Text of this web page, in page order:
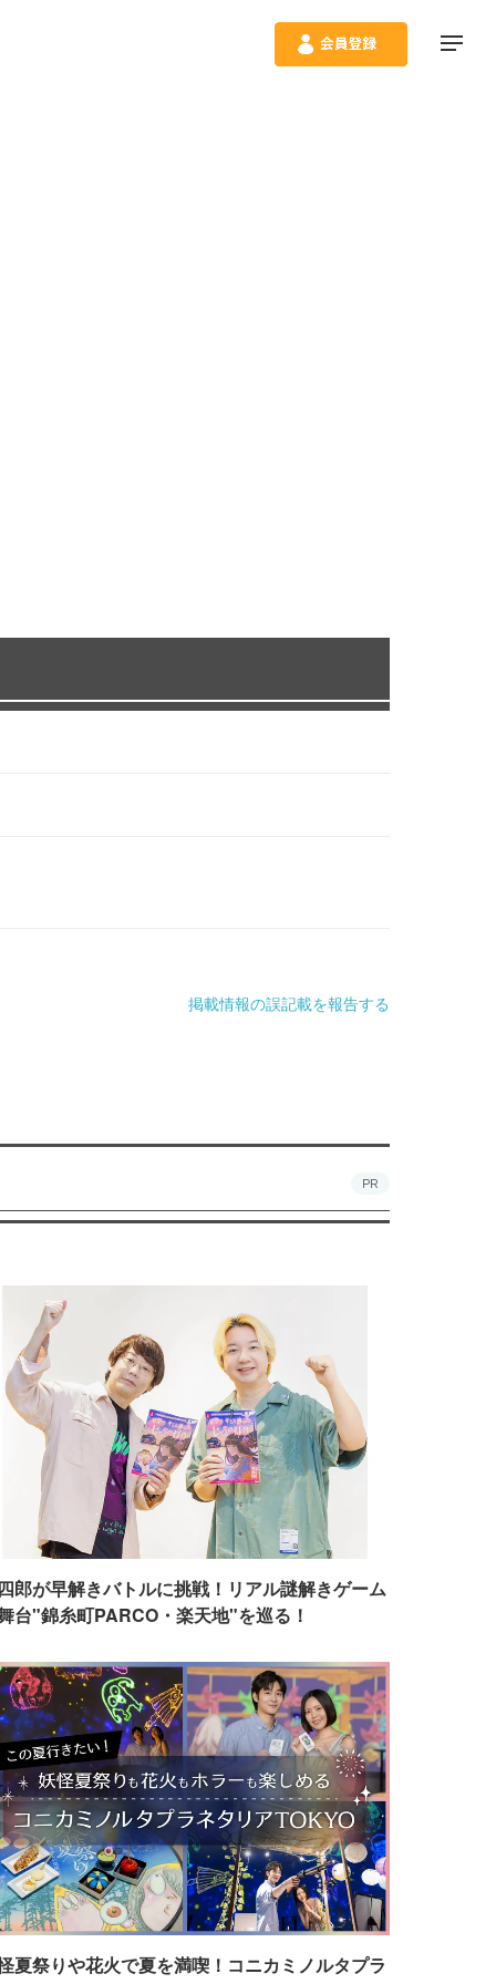
掲載情報の誤記載を報告する
PR
郎が早解きバトルに挑戦！リアル謎解きゲーム
台"錦糸町PARCO・楽天地"を巡る！
夏祭りや花火で夏を満喫！コニカミノルタプラ